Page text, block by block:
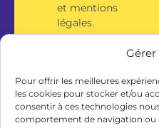
Pour offrir les meilleures
les cookies pour stocker et/ou
consentir à ces technologies
comportement de navigation ou
et mentions
légales.